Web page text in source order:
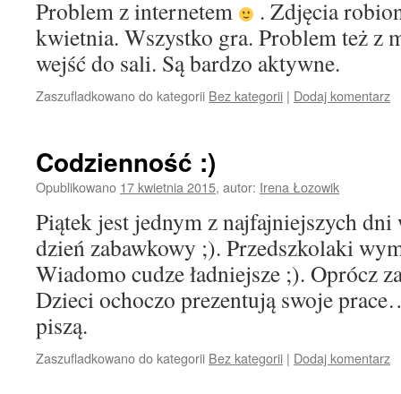
Problem z internetem
. Zdjęcia
kwietnia. Wszystko gra. Problem też z
wejść do sali. Są bardzo aktywne.
Zaszufladkowano do kategorii Bez kategorii | Dodaj komentarz
Codzienność :)
Opublikowano 17 kwietnia 2015, autor: Irena Łozowik
Piątek jest jednym z najfajniejszych dni
dzień zabawkowy ;). Przedszkolaki
Wiadomo cudze ładniejsze ;). Oprócz
Dzieci ochoczo prezentują swoje
piszą.
Zaszufladkowano do kategorii Bez kategorii | Dodaj komentarz